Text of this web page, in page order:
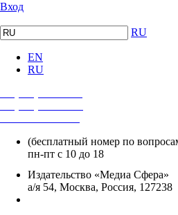
Вход
RU
EN
RU
(бесплатный номер по
пн-пт с 10 до 18
Издательство «Медиа Сфера»
а/я 54, Москва, Россия, 127238